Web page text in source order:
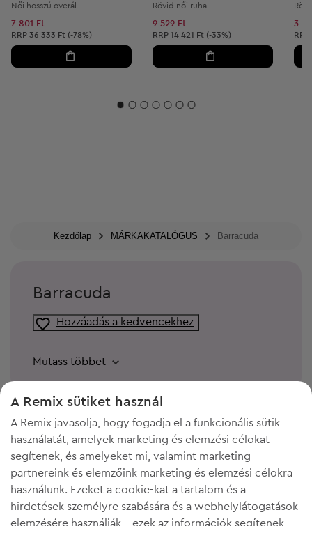
Női hosszú overál
7 801 Ft
Ajánlott ár:
RRP 36 333 Ft (-78%)
Rövid női ruha
9 529 Ft
Ajánlott ár:
RRP 14 421 Ft (-33%)
3
RRP
Kezdőlap MÁRKAKATALÓGUS Barracuda
Barracuda
Hozzáadás a kedvencekhez
Mutass többet
KELL A HELY A GARDRÓBODBAN?
A Remix sütiket használ
A Remix javasolja, hogy fogadja el a funkcionális sütik
használatát, amelyek marketing és elemzési célokat
segítenek, és amelyeket mi, valamint marketing
partnereink és elemzőink marketing és elemzési célokra
használunk. Ezeket a cookie-kat a tartalom és a
hirdetések személyre szabására és a webhelylátogatások
elemzésére használják - ezek az információk segítenek